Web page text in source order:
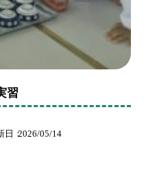
習
日 2026/05/14